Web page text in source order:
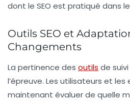
dont le SEO est pratiqué dans
Outils SEO et
Changements
La pertinence des outils de
l’épreuve. Les utilisateurs et
maintenant évaluer de quelle